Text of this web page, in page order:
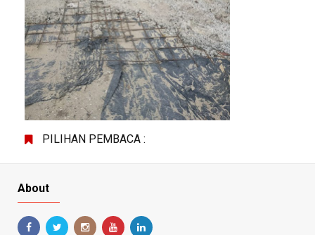
PILIHAN PEMBACA :
About